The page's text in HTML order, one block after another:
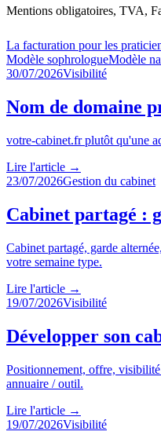
Mentions obligatoires, TVA,
La facturation pour les
Modèle sophrologueModèle
30/07/2026Visibilité
Nom de domaine
votre-cabinet.fr plutôt qu'une
Lire l'article →
23/07/2026Gestion du cabinet
Cabinet partagé :
Cabinet partagé, garde
votre semaine type.
Lire l'article →
19/07/2026Visibilité
Développer son
Positionnement, offre,
annuaire / outil.
Lire l'article →
19/07/2026Visibilité